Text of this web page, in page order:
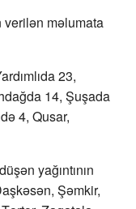
məlumata
23,
14, Şuşada
4, Qusar,
yağıntının
Şəmkir,